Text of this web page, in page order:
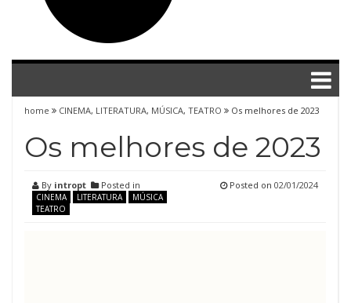
home CINEMA, LITERATURA, MÚSICA, TEATRO Os melhores de 2023
Os melhores de 2023
By intropt Posted in
CINEMA LITERATURA
MÚSICA
TEATRO
Posted on 02/01/2024